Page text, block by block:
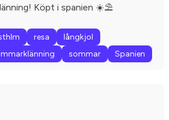
Köpt i spanien ☀️⛱️
resa
långkjol
sommar Spanien